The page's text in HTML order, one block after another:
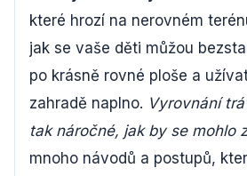
které hrozí na nerovném
jak se vaše děti můžou
po krásně rovné ploše a
zahradě naplno. Vyrovnání
tak náročné, jak by se mohlo
mnoho návodů a postupů,